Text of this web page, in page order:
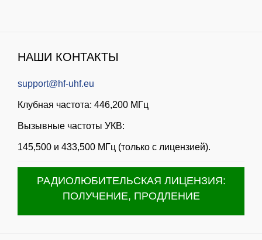
НАШИ КОНТАКТЫ
support@hf-uhf.eu
Клубная частота: 446,200 МГц
Вызывные частоты УКВ:
145,500 и 433,500 МГц (только с лицензией).
РАДИОЛЮБИТЕЛЬСКАЯ ЛИЦЕНЗИЯ:
ПОЛУЧЕНИЕ, ПРОДЛЕНИЕ